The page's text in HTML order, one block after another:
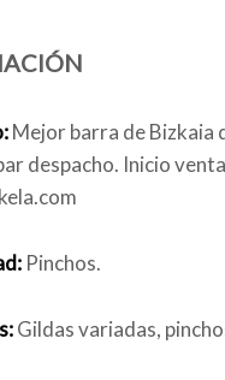
Mejor barra de Bizkaia
despacho. Inicio
Pinchos.
Gildas variadas,